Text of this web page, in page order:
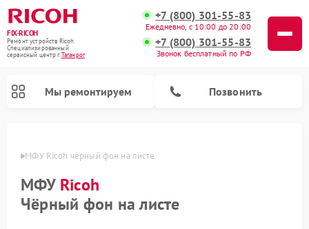
FIX-RICOH
Ремонт устройств Ricoh
Специализированный
cервисный центр г.Таганрог
+7 (800) 301-55-83
Ежедневно, с 10:00 до 20:00
+7 (800) 301-55-83
Звонок бесплатный по РФ
Мы ремонтируем Позвонить
МФУ Ricoh чёрный фон на листе
МФУ Ricoh
Чёрный фон на листе